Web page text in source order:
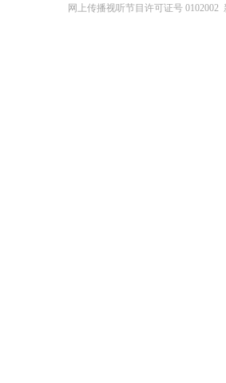
网上传播视听节目许可证号 0102002